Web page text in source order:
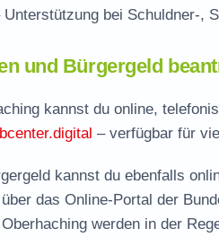
Unterstützung bei Schuldner-,
und Bürgergeld
kannst du online,
– verfügbar für
kannst du ebenfalls
das Online-Portal der
werden in der